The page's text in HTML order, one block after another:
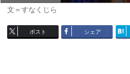
文＝すなくじら
ポスト シェア